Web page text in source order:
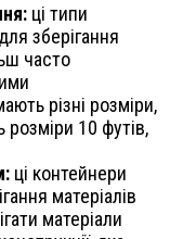
ці типи
зберігання
часто
різні розміри,
розміри 10 футів,
ці контейнери
матеріалів
матеріали